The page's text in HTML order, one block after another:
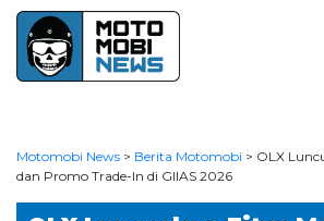
Motomobi News > Berita Motomobi > OLX
dan Promo Trade-In di GIIAS 2026